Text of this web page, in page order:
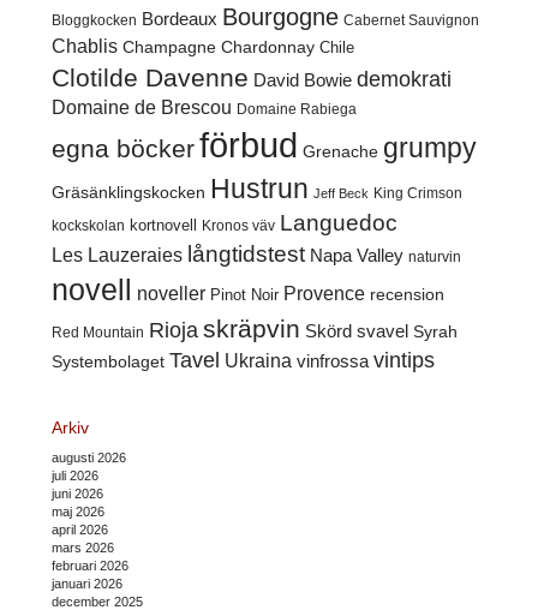
Bloggkocken Bordeaux Bourgogne Cabernet Sauvignon
Chablis Champagne Chardonnay Chile
Clotilde Davenne David Bowie demokrati
Domaine de Brescou Domaine Rabiega
egna böckerförbud Grenache grumpy
Gräsänklingskocken Hustrun Jeff Beck King Crimson
kockskolan kortnovell Kronos väv Languedoc
Les Lauzeraies långtidstest Napa Valley naturvin
novell noveller Pinot Noir Provence recension
Red Mountain Rioja skräpvin Skörd svavel Syrah
Systembolaget Tavel Ukraina vinfrossa vintips
Arkiv
augusti 2026
juli 2026
juni 2026
maj 2026
april 2026
mars 2026
februari 2026
januari 2026
december 2025